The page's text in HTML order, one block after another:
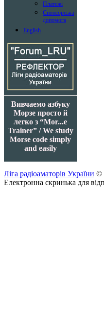
Платежі
Спонсорська
допомога
English
Вивчаемо азбуку
Морзе просто й
легко з “Mor...e
Trainer” / We study
Morse code simply
and easily
Ліга радіоаматорів України ©
Електронна скринька для